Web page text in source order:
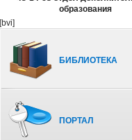
образования
[bvi]
БИБЛИОТЕКА
ПОРТАЛ